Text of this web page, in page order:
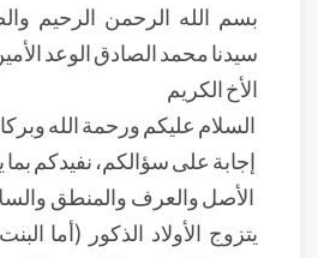
بسم الله الرحمن الرحيم
سيدنا محمد الصادق الوعد
الأخ الكريم
السلام عليكم ورحمة الله
إجابة على سؤالكم، نفيدكم بما
الأصل والعرف والمنطق
يتزوج الأولاد الذكور (أما